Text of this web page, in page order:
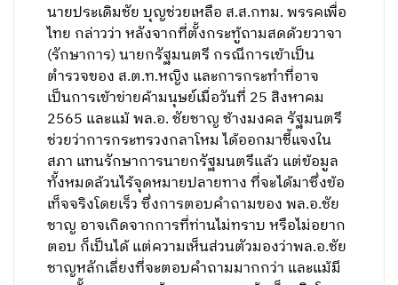
นายประเดิมชัย บุญช่วยเหลือ ส.ส.กทม. พรรคเพื่อ
ไทย กล่าวว่า หลังจากที่ตั้งกระทู้ถามสดด้วยวาจา
(รักษาการ) นายกรัฐมนตรี กรณีการเข้าเป็น
ตำรวจของ ส.ต.ท.หญิง และการกระทำที่อาจ
เป็นการเข้าข่ายค้ามนุษย์เมื่อวันที่ 25 สิงหาคม
2565 และแม้ พล.อ. ชัยชาญ ช้างมงคล รัฐมนตรี
ช่วยว่าการกระทรวงกลาโหม ได้ออกมาชี้แจงใน
สภา แทนรักษาการนายกรัฐมนตรีแล้ว แต่ข้อมูล
ทั้งหมดล้วนไร้จุดหมายปลายทาง ที่จะได้มาซึ่งข้อ
เท็จจริงโดยเร็ว ซึ่งการตอบคำถามของ พล.อ.ชัย
ชาญ อาจเกิดจากการที่ท่านไม่ทราบ หรือไม่อยาก
ตอบ ก็เป็นได้ แต่ความเห็นส่วนตัวมองว่าพล.อ.ชัย
ชาญหลักเลี่ยงที่จะตอบคำถามมากกว่า และแม้มี